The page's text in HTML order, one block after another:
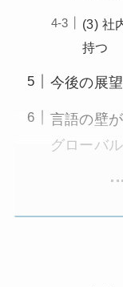
(3) 社
持つ
今後の展
言語の壁
グローバ